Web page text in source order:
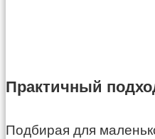
Практичный
Подбирая для